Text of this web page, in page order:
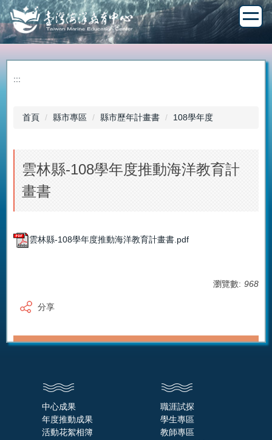
跳
到
主
要
內
:::
首頁 縣市專區 縣市歷年計畫書 108學年度
雲林縣-108學年度推動海洋教育計
畫書
雲林縣-108學年度推動海洋教育計畫書.pdf
瀏覽數: 968
分享
中心成果
年度推動成果
活動花絮相簿
職涯試探
學生專區
教師專區